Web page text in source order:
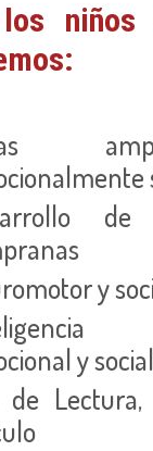
niños
de
y
y social
de